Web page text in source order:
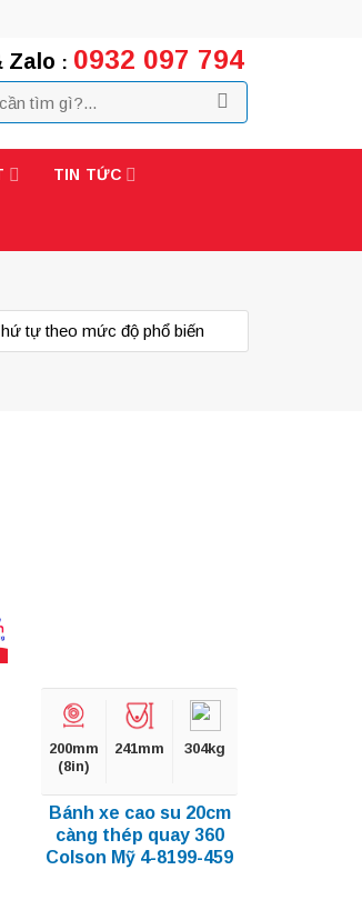
Zalo : 0932 097 794
TIN TỨC
200mm
(8in)
241mm 304kg
Bánh xe cao su 20cm
càng thép quay 360
Colson Mỹ 4-8199-459